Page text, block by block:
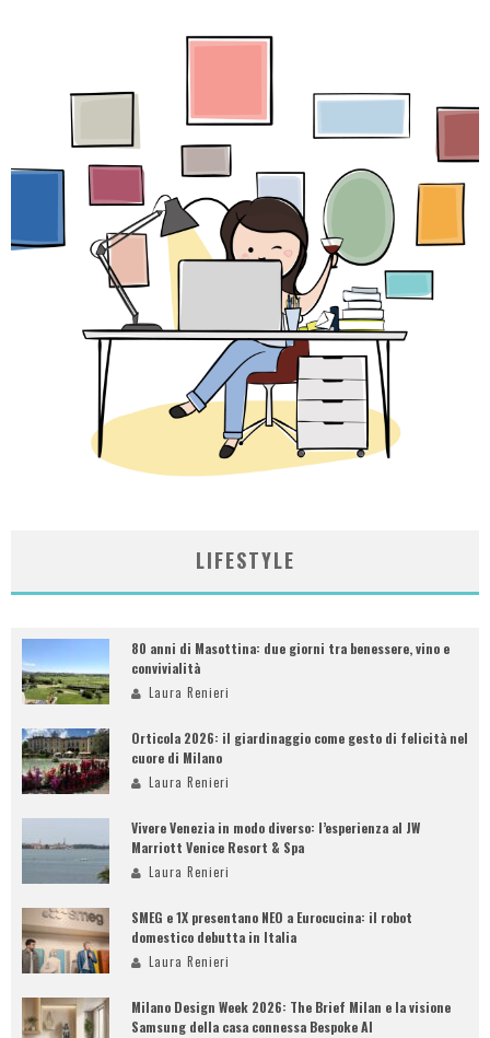
LIFESTYLE
80 anni di Masottina: due giorni tra benessere, vino e
convivialità
Laura Renieri
Orticola 2026: il giardinaggio come gesto di felicità nel
cuore di Milano
Laura Renieri
Vivere Venezia in modo diverso: l’esperienza al JW
Marriott Venice Resort & Spa
Laura Renieri
SMEG e 1X presentano NEO a Eurocucina: il robot
domestico debutta in Italia
Laura Renieri
Milano Design Week 2026: The Brief Milan e la visione
Samsung della casa connessa Bespoke AI